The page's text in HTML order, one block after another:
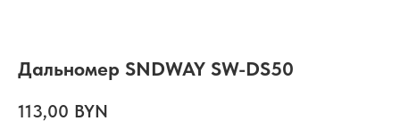
Дальномер SNDWAY SW-DS50
113,00 BYN